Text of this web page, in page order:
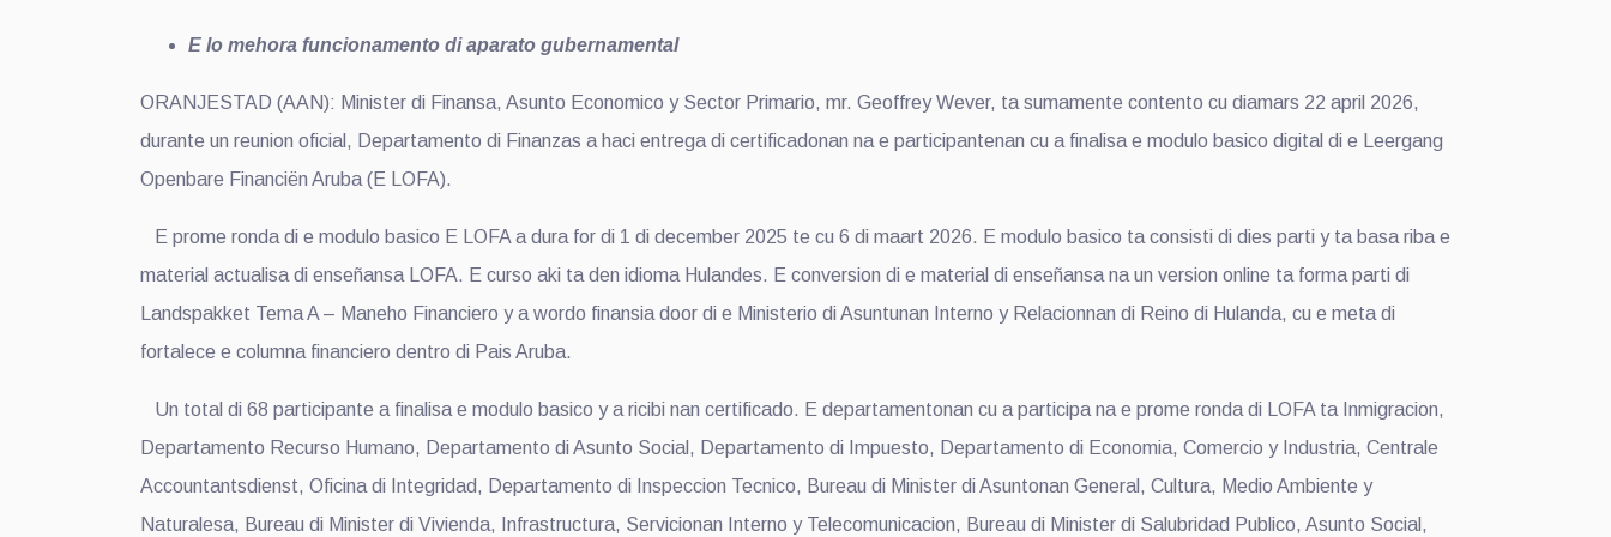
E lo mehora funcionamento di aparato gubernamental
ORANJESTAD (AAN): Minister di Finansa, Asunto Economico y Sector Primario, mr. Geoffrey Wever, ta sumamente contento cu diamars 22 april 2026,
durante un reunion oficial, Departamento di Finanzas a haci entrega di certificadonan na e participantenan cu a finalisa e modulo basico digital di e Leergang
Openbare Financiën Aruba (E LOFA).
E prome ronda di e modulo basico E LOFA a dura for di 1 di december 2025 te cu 6 di maart 2026. E modulo basico ta consisti di dies parti y ta basa riba e
material actualisa di enseñansa LOFA. E curso aki ta den idioma Hulandes. E conversion di e material di enseñansa na un version online ta forma parti di
Landspakket Tema A – Maneho Financiero y a wordo finansia door di e Ministerio di Asuntunan Interno y Relacionnan di Reino di Hulanda, cu e meta di
fortalece e columna financiero dentro di Pais Aruba.
Un total di 68 participante a finalisa e modulo basico y a ricibi nan certificado. E departamentonan cu a participa na e prome ronda di LOFA ta Inmigracion,
Departamento Recurso Humano, Departamento di Asunto Social, Departamento di Impuesto, Departamento di Economia, Comercio y Industria, Centrale
Accountantsdienst, Oficina di Integridad, Departamento di Inspeccion Tecnico, Bureau di Minister di Asuntonan General, Cultura, Medio Ambiente y
Naturalesa, Bureau di Minister di Vivienda, Infrastructura, Servicionan Interno y Telecomunicacion, Bureau di Minister di Salubridad Publico, Asunto Social,